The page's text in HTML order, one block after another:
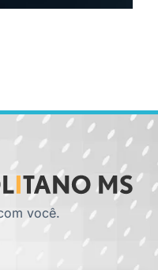
você.